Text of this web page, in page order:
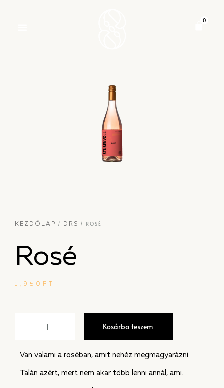
KEZDŐLAP / DRS / ROSÉ
Rosé
1,950 FT
Kosárba teszem
Van valami a roséban, amit nehéz megmagyarázni.
Talán azért, mert nem akar több lenni annál, ami.